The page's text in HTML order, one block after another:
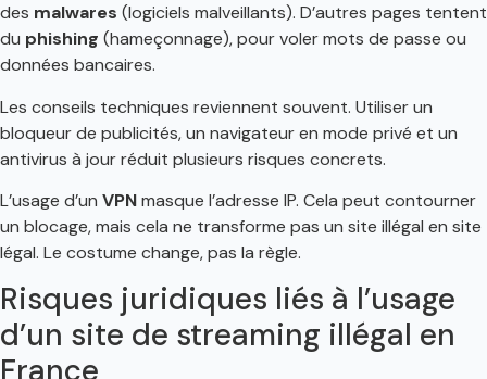
des malwares (logiciels malveillants). D’autres pages tentent
du phishing (hameçonnage), pour voler mots de passe ou
données bancaires.
Les conseils techniques reviennent souvent. Utiliser un
bloqueur de publicités, un navigateur en mode privé et un
antivirus à jour réduit plusieurs risques concrets.
L’usage d’un VPNmasque l’adresse IP. Cela peut contourner
un blocage, mais cela ne transforme pas un site illégal en site
légal. Le costume change, pas la règle.
Risques juridiques liés à l’usage
d’un site de streaming illégal en